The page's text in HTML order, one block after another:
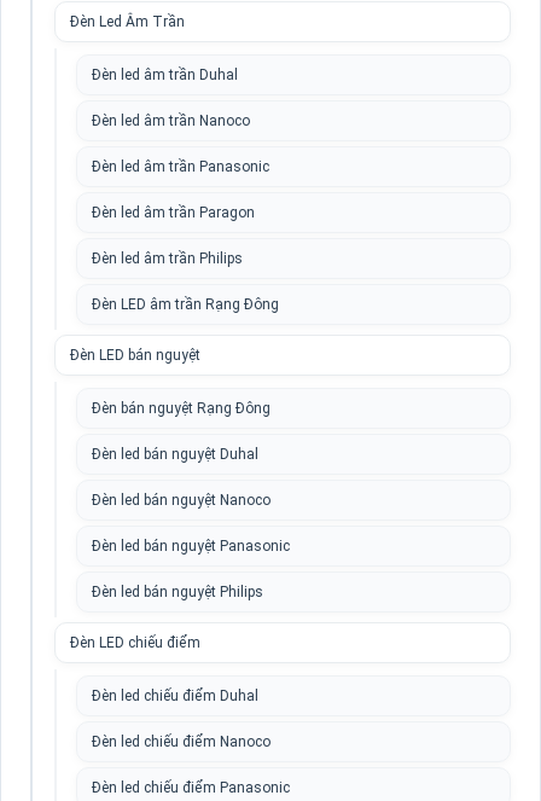
Đèn Led Âm Trần
Đèn led âm trần Duhal
Đèn led âm trần Nanoco
Đèn led âm trần Panasonic
Đèn led âm trần Paragon
Đèn led âm trần Philips
Đèn LED âm trần Rạng Đông
Đèn LED bán nguyệt
Đèn bán nguyệt Rạng Đông
Đèn led bán nguyệt Duhal
Đèn led bán nguyệt Nanoco
Đèn led bán nguyệt Panasonic
Đèn led bán nguyệt Philips
Đèn LED chiếu điểm
Đèn led chiếu điểm Duhal
Đèn led chiếu điểm Nanoco
Đèn led chiếu điểm Panasonic